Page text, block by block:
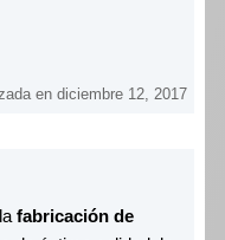
en diciembre 12, 2017
fabricación de